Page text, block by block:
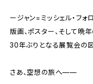
ージャン=ミッシェル・フ
版画、ポスター、そして
30年ぶりとなる展覧会の図
さあ、空想の旅へ——